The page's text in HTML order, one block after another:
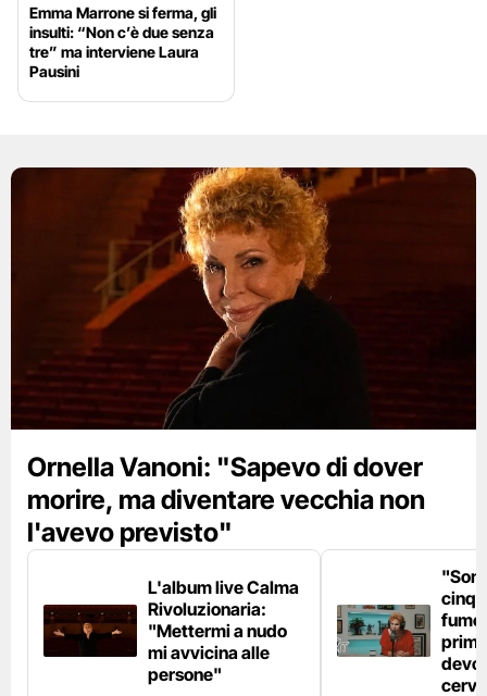
Emma Marrone si ferma, gli
insulti: “Non c’è due senza
tre” ma interviene Laura
Pausini
Ornella Vanoni: "Sapevo di dover
morire, ma diventare vecchia non
l'avevo previsto"
L'album live Calma
Rivoluzionaria:
"Mettermi a nudo
mi avvicina alle
persone"
fumo
devo